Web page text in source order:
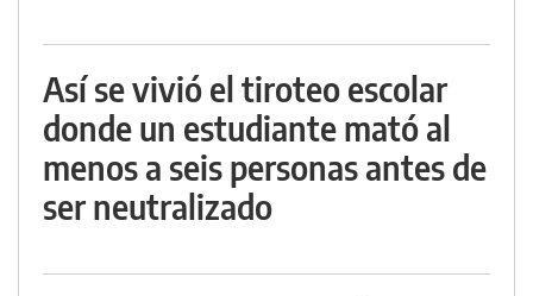
Así se vivió el tiroteo escolar
donde un estudiante mató al
menos a seis personas antes de
ser neutralizado